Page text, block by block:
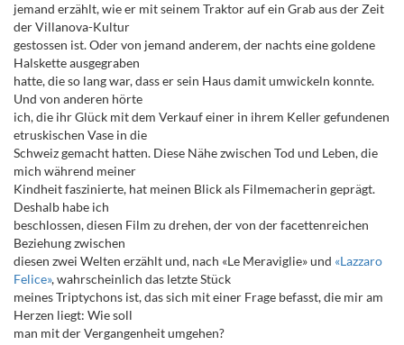
jemand erzählt, wie er mit seinem Traktor auf ein Grab aus der Zeit
der Villanova-Kultur
gestossen ist. Oder von jemand anderem, der nachts eine goldene
Halskette ausgegraben
hatte, die so lang war, dass er sein Haus damit umwickeln konnte.
Und von anderen hörte
ich, die ihr Glück mit dem Verkauf einer in ihrem Keller gefundenen
etruskischen Vase in die
Schweiz gemacht hatten. Diese Nähe zwischen Tod und Leben, die
mich während meiner
Kindheit faszinierte, hat meinen Blick als Filmemacherin geprägt.
Deshalb habe ich
beschlossen, diesen Film zu drehen, der von der facettenreichen
Beziehung zwischen
diesen zwei Welten erzählt und, nach «Le Meraviglie» und «Lazzaro
Felice», wahrscheinlich das letzte Stück
meines Triptychons ist, das sich mit einer Frage befasst, die mir am
Herzen liegt: Wie soll
man mit der Vergangenheit umgehen?